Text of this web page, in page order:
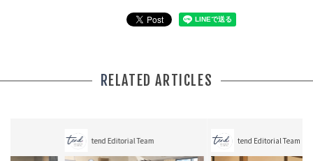
RELATED ARTICLES
tend Editorial Team tend Editorial Team